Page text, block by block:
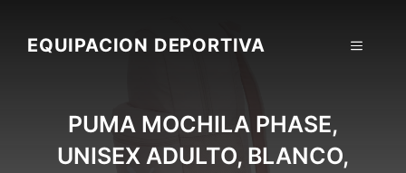
contentEQUIPACION DEPORTIVA MENU
PUMA MOCHILA PHASE,
UNISEX ADULTO, BLANCO,